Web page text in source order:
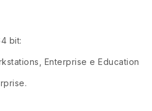
bit:
Enterprise e Education